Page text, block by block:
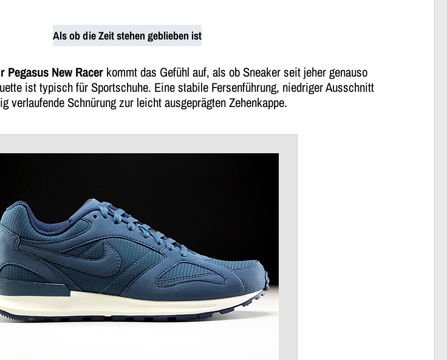
Als ob die Zeit stehen geblieben ist
Pegasus New Racer kommt das Gefühl auf, als ob Sneaker seit jeher genauso
ist typisch für Sportschuhe. Eine stabile Fersenführung, niedriger Ausschnitt
verlaufende Schnürung zur leicht ausgeprägten Zehenkappe.